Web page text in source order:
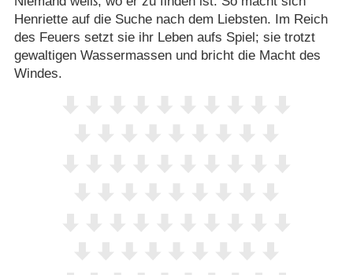
Henriette auf die Suche nach dem Liebsten. Im Reich
des Feuers setzt sie ihr Leben aufs Spiel; sie trotzt
gewaltigen Wassermassen und bricht die Macht des
Windes.